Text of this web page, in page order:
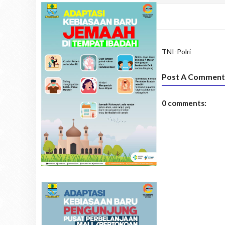
TNI-Polri
Post A
0 comments: